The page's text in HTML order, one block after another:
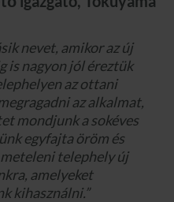
nevet, amikor az új
is nagyon jól éreztük
az ottani
az alkalmat,
mondjunk a sokéves
egyfajta öröm és
telephely új
amelyeket
kihasználni.”